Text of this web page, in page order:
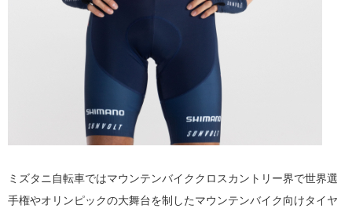
ミズタニ自転車ではマウンテンバイククロスカントリー界で世界選
手権やオリンピックの大舞台を制したマウンテンバイク向けタイヤ